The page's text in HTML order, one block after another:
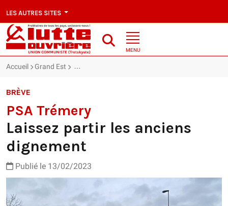
LES AUTRES SITES
MENU
Accueil Grand Est PSA Trémery : Laissez partir les anciens
BRÈVE
PSA Trémery
Laissez partir les anciens
dignement
Publié le 13/02/2023